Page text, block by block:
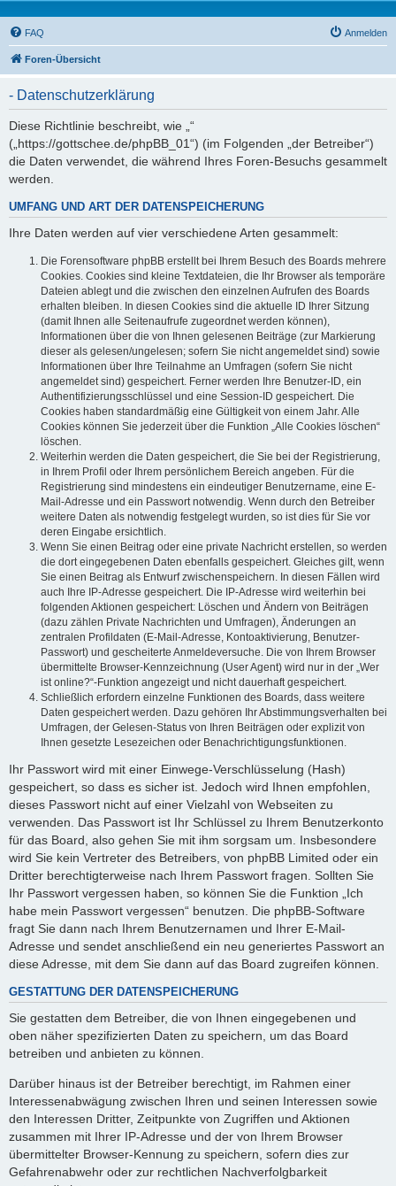
FAQ Anmelden
Foren-Übersicht
- Datenschutzerklärung
Diese Richtlinie beschreibt, wie „“
(„https://gottschee.de/phpBB_01“) (im Folgenden „der Betreiber“)
die Daten verwendet, die während Ihres Foren-Besuchs gesammelt
werden.
UMFANG UND ART DER DATENSPEICHERUNG
Ihre Daten werden auf vier verschiedene Arten gesammelt:
Die Forensoftware phpBB erstellt bei Ihrem Besuch des Boards mehrere
Cookies. Cookies sind kleine Textdateien, die Ihr Browser als temporäre
Dateien ablegt und die zwischen den einzelnen Aufrufen des Boards
erhalten bleiben. In diesen Cookies sind die aktuelle ID Ihrer Sitzung
(damit Ihnen alle Seitenaufrufe zugeordnet werden können),
Informationen über die von Ihnen gelesenen Beiträge (zur Markierung
dieser als gelesen/ungelesen; sofern Sie nicht angemeldet sind) sowie
Informationen über Ihre Teilnahme an Umfragen (sofern Sie nicht
angemeldet sind) gespeichert. Ferner werden Ihre Benutzer-ID, ein
Authentifizierungsschlüssel und eine Session-ID gespeichert. Die
Cookies haben standardmäßig eine Gültigkeit von einem Jahr. Alle
Cookies können Sie jederzeit über die Funktion „Alle Cookies löschen“
löschen.
Weiterhin werden die Daten gespeichert, die Sie bei der Registrierung,
in Ihrem Profil oder Ihrem persönlichem Bereich angeben. Für die
Registrierung sind mindestens ein eindeutiger Benutzername, eine E-
Mail-Adresse und ein Passwort notwendig. Wenn durch den Betreiber
weitere Daten als notwendig festgelegt wurden, so ist dies für Sie vor
deren Eingabe ersichtlich.
Wenn Sie einen Beitrag oder eine private Nachricht erstellen, so werden
die dort eingegebenen Daten ebenfalls gespeichert. Gleiches gilt, wenn
Sie einen Beitrag als Entwurf zwischenspeichern. In diesen Fällen wird
auch Ihre IP-Adresse gespeichert. Die IP-Adresse wird weiterhin bei
folgenden Aktionen gespeichert: Löschen und Ändern von Beiträgen
(dazu zählen Private Nachrichten und Umfragen), Änderungen an
zentralen Profildaten (E-Mail-Adresse, Kontoaktivierung, Benutzer-
Passwort) und gescheiterte Anmeldeversuche. Die von Ihrem Browser
übermittelte Browser-Kennzeichnung (User Agent) wird nur in der „Wer
ist online?“-Funktion angezeigt und nicht dauerhaft gespeichert.
Schließlich erfordern einzelne Funktionen des Boards, dass weitere
Daten gespeichert werden. Dazu gehören Ihr Abstimmungsverhalten bei
Umfragen, der Gelesen-Status von Ihren Beiträgen oder explizit von
Ihnen gesetzte Lesezeichen oder Benachrichtigungsfunktionen.
Ihr Passwort wird mit einer Einwege-Verschlüsselung (Hash)
gespeichert, so dass es sicher ist. Jedoch wird Ihnen empfohlen,
dieses Passwort nicht auf einer Vielzahl von Webseiten zu
verwenden. Das Passwort ist Ihr Schlüssel zu Ihrem Benutzerkonto
für das Board, also gehen Sie mit ihm sorgsam um. Insbesondere
wird Sie kein Vertreter des Betreibers, von phpBB Limited oder ein
Dritter berechtigterweise nach Ihrem Passwort fragen. Sollten Sie
Ihr Passwort vergessen haben, so können Sie die Funktion „Ich
habe mein Passwort vergessen“ benutzen. Die phpBB-Software
fragt Sie dann nach Ihrem Benutzernamen und Ihrer E-Mail-
Adresse und sendet anschließend ein neu generiertes Passwort an
diese Adresse, mit dem Sie dann auf das Board zugreifen können.
GESTATTUNG DER DATENSPEICHERUNG
Sie gestatten dem Betreiber, die von Ihnen eingegebenen und
oben näher spezifizierten Daten zu speichern, um das Board
betreiben und anbieten zu können.
Darüber hinaus ist der Betreiber berechtigt, im Rahmen einer
Interessenabwägung zwischen Ihren und seinen Interessen sowie
den Interessen Dritter, Zeitpunkte von Zugriffen und Aktionen
zusammen mit Ihrer IP-Adresse und der von Ihrem Browser
übermittelter Browser-Kennung zu speichern, sofern dies zur
Gefahrenabwehr oder zur rechtlichen Nachverfolgbarkeit